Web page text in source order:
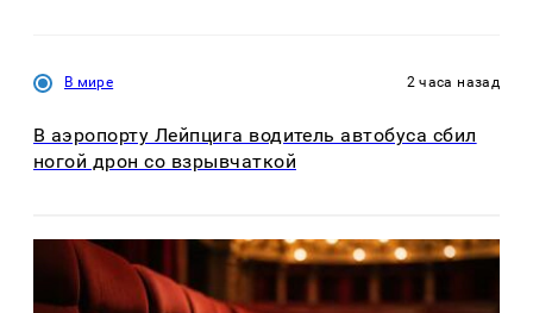
В мире 2 часа назад
В аэропорту Лейпцига водитель автобуса сбил
ногой дрон со взрывчаткой